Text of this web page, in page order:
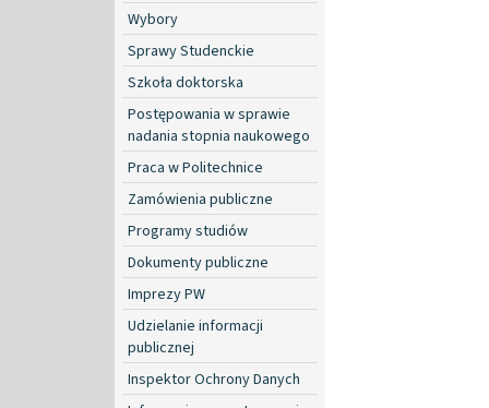
Wybory
Sprawy Studenckie
Szkoła doktorska
Postępowania w sprawie
nadania stopnia naukowego
Praca w Politechnice
Zamówienia publiczne
Programy studiów
Dokumenty publiczne
Imprezy PW
Udzielanie informacji
publicznej
Inspektor Ochrony Danych